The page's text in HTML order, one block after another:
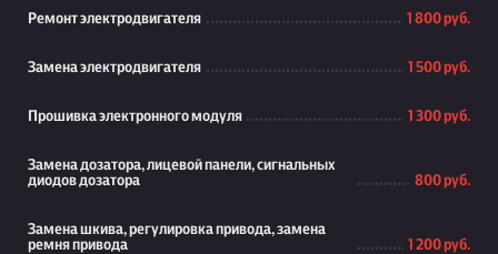
Ремонт электродвигателя 1 800 руб.
Замена электродвигателя 1 500 руб.
Прошивка электронного модуля 1 300 руб.
Замена дозатора, лицевой панели, сигнальных
диодов дозатора
800 руб.
Замена шкива, регулировка привода, замена
ремня привода
1 200 руб.